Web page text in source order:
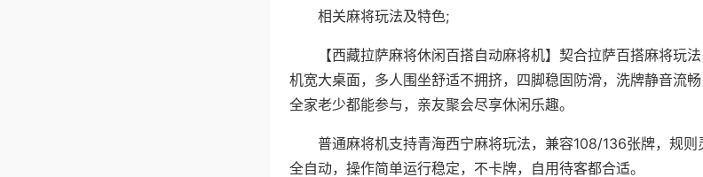
相关麻将玩法及特色;
【西藏拉萨麻将休闲百搭自动麻将机】契合拉萨百搭麻将玩
机宽大桌面，多人围坐舒适不拥挤，四脚稳固防滑，洗牌静音流畅
全家老少都能参与，亲友聚会尽享休闲乐趣。
普通麻将机支持青海西宁麻将玩法，兼容108/136张牌，规
全自动，操作简单运行稳定，不卡牌，自用待客都合适。